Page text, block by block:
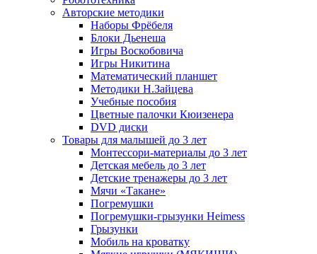
Авторские методики
Наборы Фрёбеля
Блоки Дьенеша
Игры Воскобовича
Игры Никитина
Математический планшет
Методики Н.Зайцева
Учебные пособия
Цветные палочки Кюизенера
DVD диски
Товары для малышей до 3 лет
Монтессори-материалы до 3 лет
Детская мебель до 3 лет
Детские тренажеры до 3 лет
Мячи «Такане»
Погремушки
Погремушки-грызунки Heimess
Грызунки
Мобиль на кроватку